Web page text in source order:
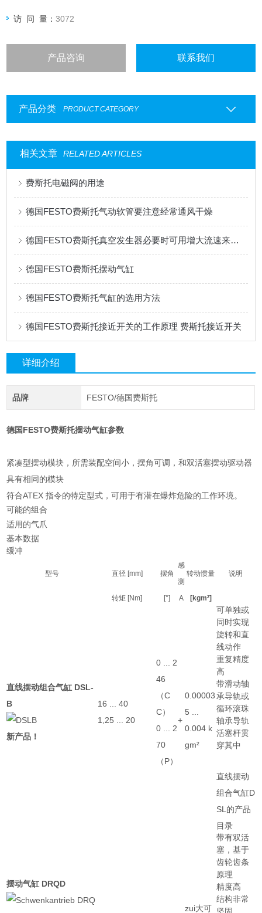
访 问 量：3072
产品咨询 联系我们
产品分类 PRODUCT CATEGORY
相关文章 RELATED ARTICLES
费斯托电磁阀的用途
德国FESTO费斯托气动软管要注意经常通风干燥
德国FESTO费斯托真空发生器必要时可用增大流速来获得负压，产生吸力
德国FESTO费斯托摆动气缸
德国FESTO费斯托气缸的选用方法
德国FESTO费斯托接近开关的工作原理 费斯托接近开关
详细介绍
品牌 FESTO/德国费斯托
德国FESTO费斯托摆动气缸参数
紧凑型摆动模块，所需装配空间小，摆角可调，和双活塞摆动驱动器
具有相同的模块
符合ATEX 指令的特定型式，可用于有潜在爆炸危险的工作环境。
可能的组合
适用的气爪
基本数据
缓冲
型号 直径 [mm] 摆角
感
测
转动惯量 说明
转矩 [Nm] [°] A [kgm²]
直线摆动组合气缸 DSL-
B
新产品！
16 ... 40
1,25 ... 20
0 ... 2
46
（C
C）
0 ... 2
70
（P）
+
0.00003
5 ...
0.004 k
gm²
可单独或
同时实现
旋转和直
线动作
重复精度
高
带滑动轴
承导轨或
循环滚珠
轴承导轨
活塞杆贯
穿其中
直线摆动
组合气缸D
SL的产品
目录
摆动气缸 DRQD
zui大可
带有双活
塞，基于
齿轮齿条
原理
精度高
结构非常